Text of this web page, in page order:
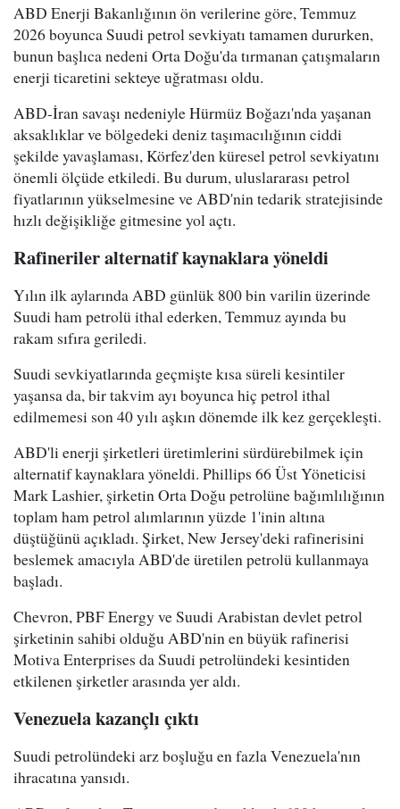
ABD Enerji Bakanlığının ön verilerine göre, Temmuz
2026 boyunca Suudi petrol sevkiyatı tamamen dururken,
bunun başlıca nedeni Orta Doğu'da tırmanan çatışmaların
enerji ticaretini sekteye uğratması oldu.
ABD-İran savaşı nedeniyle Hürmüz Boğazı'nda yaşanan
aksaklıklar ve bölgedeki deniz taşımacılığının ciddi
şekilde yavaşlaması, Körfez'den küresel petrol sevkiyatını
önemli ölçüde etkiledi. Bu durum, uluslararası petrol
fiyatlarının yükselmesine ve ABD'nin tedarik stratejisinde
hızlı değişikliğe gitmesine yol açtı.
Rafineriler alternatif kaynaklara yöneldi
Yılın ilk aylarında ABD günlük 800 bin varilin üzerinde
Suudi ham petrolü ithal ederken, Temmuz ayında bu
rakam sıfıra geriledi.
Suudi sevkiyatlarında geçmişte kısa süreli kesintiler
yaşansa da, bir takvim ayı boyunca hiç petrol ithal
edilmemesi son 40 yılı aşkın dönemde ilk kez gerçekleşti.
ABD'li enerji şirketleri üretimlerini sürdürebilmek için
alternatif kaynaklara yöneldi. Phillips 66 Üst Yöneticisi
Mark Lashier, şirketin Orta Doğu petrolüne bağımlılığının
toplam ham petrol alımlarının yüzde 1'inin altına
düştüğünü açıkladı. Şirket, New Jersey'deki rafinerisini
beslemek amacıyla ABD'de üretilen petrolü kullanmaya
başladı.
Chevron, PBF Energy ve Suudi Arabistan devlet petrol
şirketinin sahibi olduğu ABD'nin en büyük rafinerisi
Motiva Enterprises da Suudi petrolündeki kesintiden
etkilenen şirketler arasında yer aldı.
Venezuela kazançlı çıktı
Suudi petrolündeki arz boşluğu en fazla Venezuela'nın
ihracatına yansıdı.